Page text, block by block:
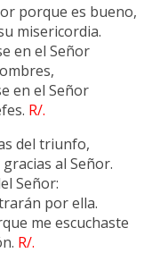
porque es bueno,
misericordia.
en el Señor
en el Señor
R/.
del triunfo,
al Señor.
Señor:
por ella.
me escuchaste
R/.